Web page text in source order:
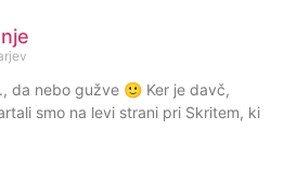
da nebo gužve 🙂 Ker je davč,
smo na levi strani pri Skritem, ki